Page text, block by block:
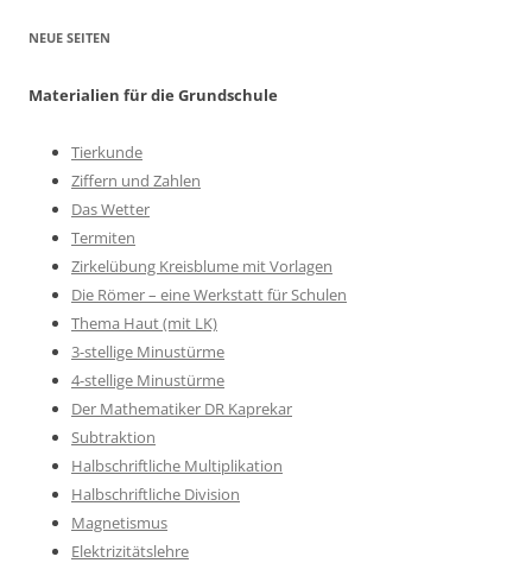
NEUE SEITEN
Materialien für die Grundschule
Tierkunde
Ziffern und Zahlen
Das Wetter
Termiten
Zirkelübung Kreisblume mit Vorlagen
Die Römer – eine Werkstatt für Schulen
Thema Haut (mit LK)
3-stellige Minustürme
4-stellige Minustürme
Der Mathematiker DR Kaprekar
Subtraktion
Halbschriftliche Multiplikation
Halbschriftliche Division
Magnetismus
Elektrizitätslehre